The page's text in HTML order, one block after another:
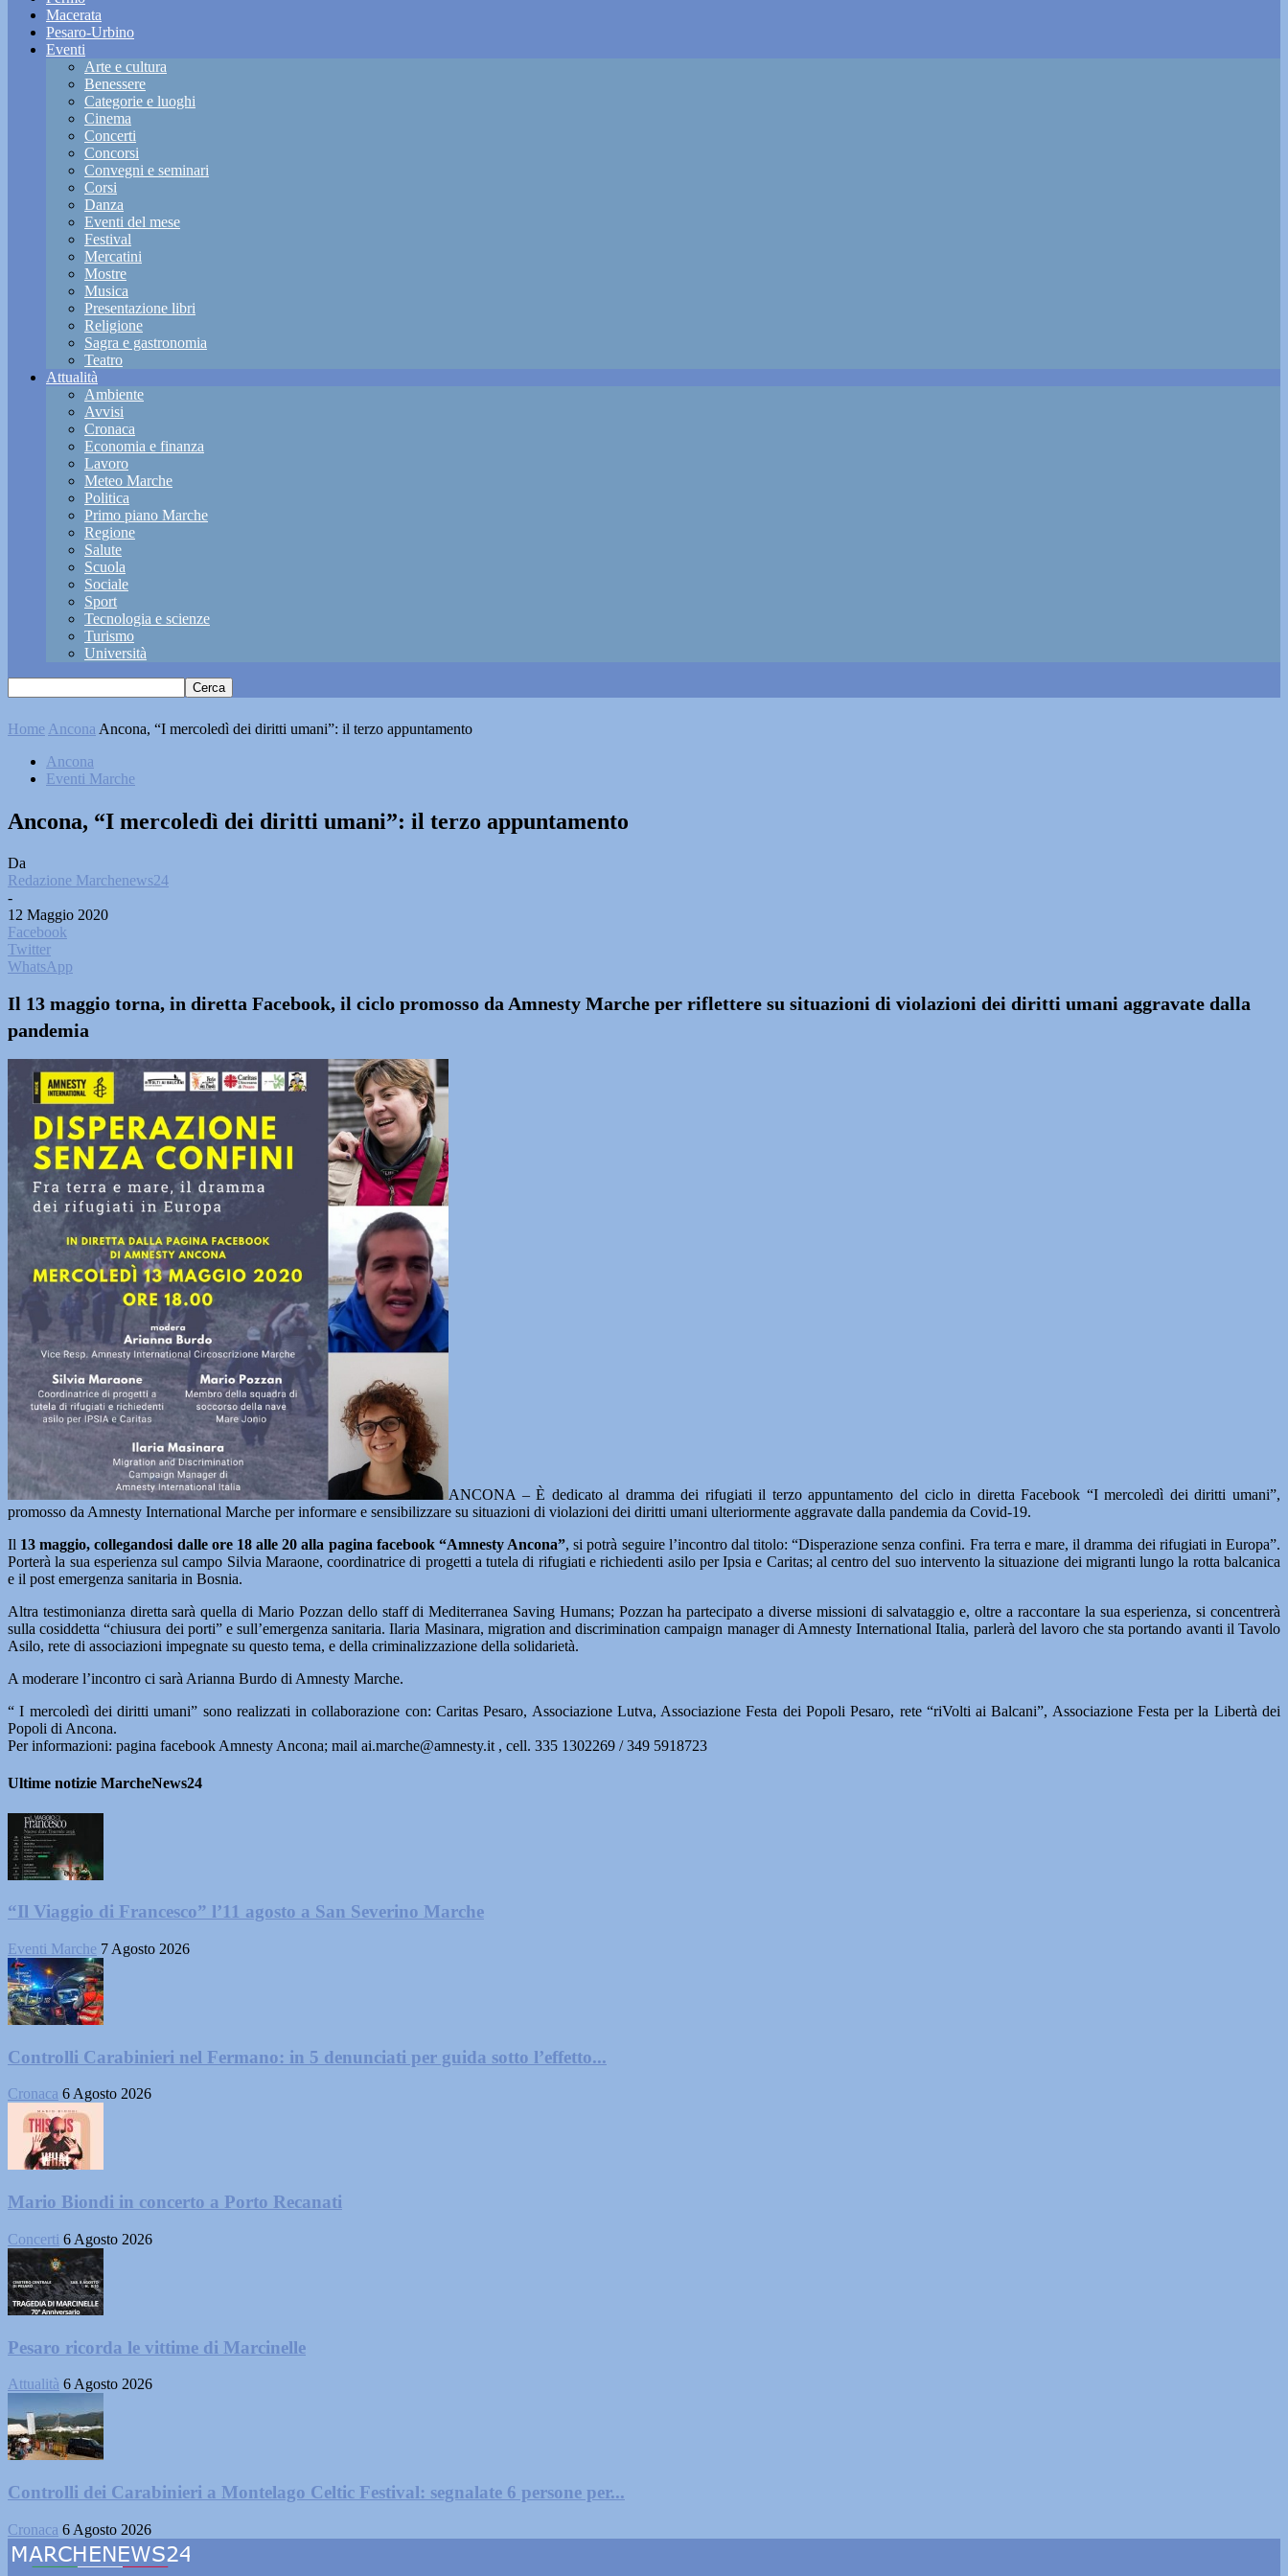
Macerata
Pesaro-Urbino
Eventi
Arte e cultura
Benessere
Categorie e luoghi
Cinema
Concerti
Concorsi
Convegni e seminari
Corsi
Danza
Eventi del mese
Festival
Mercatini
Mostre
Musica
Presentazione libri
Religione
Sagra e gastronomia
Teatro
Attualità
Ambiente
Avvisi
Cronaca
Economia e finanza
Lavoro
Meteo Marche
Politica
Primo piano Marche
Regione
Salute
Scuola
Sociale
Sport
Tecnologia e scienze
Turismo
Università
Home Ancona Ancona, “I mercoledì dei diritti umani”: il terzo appuntamento
Ancona
Eventi Marche
Ancona, “I mercoledì dei diritti umani”: il terzo appuntamento
Da
Redazione Marchenews24
-
12 Maggio 2020
Facebook
Twitter
WhatsApp
Il 13 maggio torna, in diretta Facebook, il ciclo promosso da Amnesty Marche per riflettere su situazioni di violazioni dei diritti umani aggravate dalla
pandemia
ANCONA – È dedicato al dramma dei rifugiati il terzo appuntamento del ciclo in diretta Facebook “I mercoledì dei diritti umani”,
promosso da Amnesty International Marche per informare e sensibilizzare su situazioni di violazioni dei diritti umani ulteriormente aggravate dalla pandemia da Covid-19.
Il 13 maggio, collegandosi dalle ore 18 alle 20 alla pagina facebook “Amnesty Ancona”, si potrà seguire l’incontro dal titolo: “Disperazione senza confini. Fra terra e mare, il dramma dei rifugiati in Europa”.
Porterà la sua esperienza sul campo Silvia Maraone, coordinatrice di progetti a tutela di rifugiati e richiedenti asilo per Ipsia e Caritas; al centro del suo intervento la situazione dei migranti lungo la rotta balcanica
e il post emergenza sanitaria in Bosnia.
Altra testimonianza diretta sarà quella di Mario Pozzan dello staff di Mediterranea Saving Humans; Pozzan ha partecipato a diverse missioni di salvataggio e, oltre a raccontare la sua esperienza, si concentrerà
sulla cosiddetta “chiusura dei porti” e sull’emergenza sanitaria. Ilaria Masinara, migration and discrimination campaign manager di Amnesty International Italia, parlerà del lavoro che sta portando avanti il Tavolo
Asilo, rete di associazioni impegnate su questo tema, e della criminalizzazione della solidarietà.
A moderare l’incontro ci sarà Arianna Burdo di Amnesty Marche.
“ I mercoledì dei diritti umani” sono realizzati in collaborazione con: Caritas Pesaro, Associazione Lutva, Associazione Festa dei Popoli Pesaro, rete “riVolti ai Balcani”, Associazione Festa per la Libertà dei
Popoli di Ancona.
Per informazioni: pagina facebook Amnesty Ancona; mail ai.marche@amnesty.it , cell. 335 1302269 / 349 5918723
Ultime notizie MarcheNews24
“Il Viaggio di Francesco” l’11 agosto a San Severino Marche
Eventi Marche 7 Agosto 2026
Controlli Carabinieri nel Fermano: in 5 denunciati per guida sotto l’effetto...
Cronaca 6 Agosto 2026
Mario Biondi in concerto a Porto Recanati
Concerti 6 Agosto 2026
Pesaro ricorda le vittime di Marcinelle
Attualità 6 Agosto 2026
Controlli dei Carabinieri a Montelago Celtic Festival: segnalate 6 persone per...
Cronaca 6 Agosto 2026